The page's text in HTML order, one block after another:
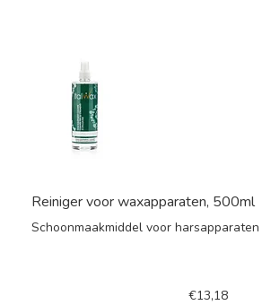
Reiniger voor waxapparaten, 500ml
Schoonmaakmiddel voor harsapparaten
€13,18